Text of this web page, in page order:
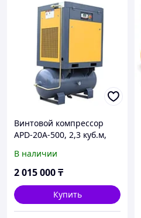
Винтовой компрессор
APD-20A-500, 2,3 куб.м,
В наличии
2 015 000₸
Купить